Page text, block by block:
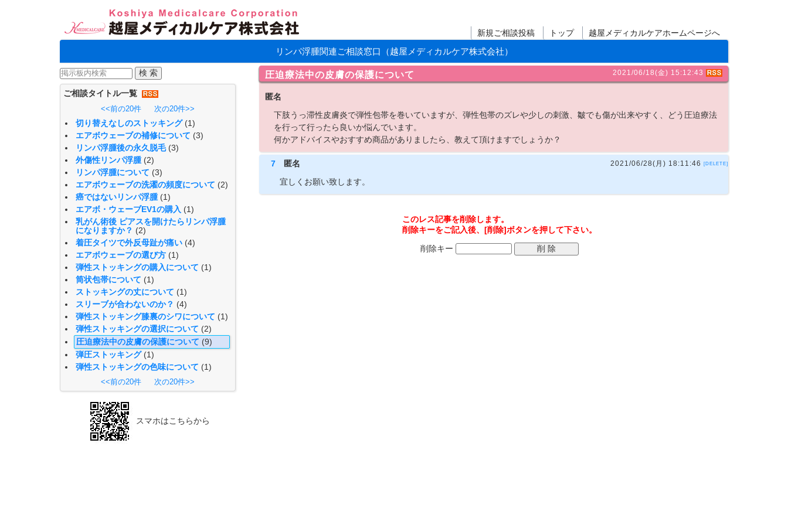
越屋メディカルケアホームページへ
トップ
新規ご相談投稿
リンパ浮腫関連ご相談窓口（越屋メディカルケア株式会社）
ご相談タイトル一覧
<<前の20件
次の20件>>
切り替えなしのストッキング (1)
エアボウェーブの補修について (3)
リンパ浮腫後の永久脱毛 (3)
外傷性リンパ浮腫 (2)
リンパ浮腫について (3)
エアボウェーブの洗濯の頻度について (2)
癌ではないリンパ浮腫 (1)
エアボ・ウェーブEV1の購入 (1)
乳がん術後 ピアスを開けたらリンパ浮腫
になりますか？ (2)
着圧タイツで外反母趾が痛い (4)
エアボウェーブの選び方 (1)
弾性ストッキングの購入について (1)
筒状包帯について (1)
ストッキングの丈について (1)
スリーブが合わないのか？ (4)
弾性ストッキング膝裏のシワについて (1)
弾性ストッキングの選択について (2)
圧迫療法中の皮膚の保護について (9)
弾圧ストッキング (1)
弾性ストッキングの色味について (1)
<<前の20件
次の20件>>
スマホはこちらから
圧迫療法中の皮膚の保護について 2021/06/18(金) 15:12:43
匿名
下肢うっ滞性皮膚炎で弾性包帯を巻いていますが、弾性包帯のズレや少しの刺激、皺でも傷が出来やすく、どう圧迫療法
を行って行ったら良いか悩んでいます。
何かアドバイスやおすすめ商品がありましたら、教えて頂けますでしょうか？
7 匿名 2021/06/28(月) 18:11:46 [DELETE]
宜しくお願い致します。
このレス記事を削除します。
削除キーをご記入後、[削除]ボタンを押して下さい。
削除キー